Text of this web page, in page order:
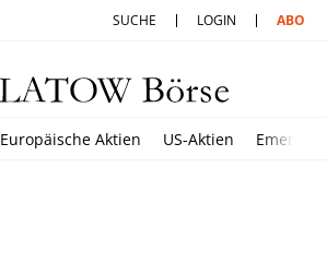
SUCHE LOGIN ABO
Europäische Aktien US-Aktien